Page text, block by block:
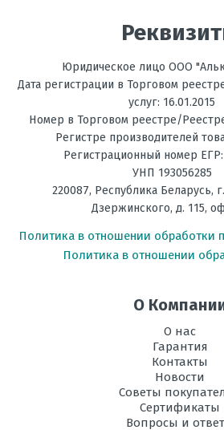
Электропотребление,
Габаритные
размеры
Объем
резервуара для
воды, мл\ч
Отправить отзыв
Юридическое лицо ООО
Дата регистрации в Торговом
услуг: 16.01.2015
Номер в Торговом реестре/
Регистре производителей
Регистрационный номер ЕГР:
УНП 193056285
220087, Республика Беларусь, г.
Дзержинского, д. 115,
Политика в отношении обработки
Политика в отношении
О
О нас
Гарантия
Контакты
Новости
Советы
Сертификаты
Вопросы и